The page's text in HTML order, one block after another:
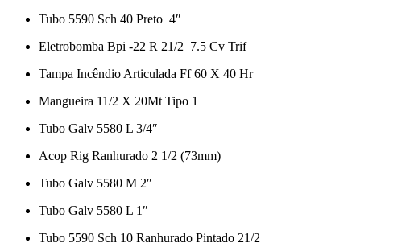
Tubo 5590 Sch 40 Preto 4″
Eletrobomba Bpi -22 R 21/2 7.5 Cv Trif
Tampa Incêndio Articulada Ff 60 X 40 Hr
Mangueira 11/2 X 20Mt Tipo 1
Tubo Galv 5580 L 3/4″
Acop Rig Ranhurado 2 1/2 (73mm)
Tubo Galv 5580 M 2″
Tubo Galv 5580 L 1″
Tubo 5590 Sch 10 Ranhurado Pintado 21/2